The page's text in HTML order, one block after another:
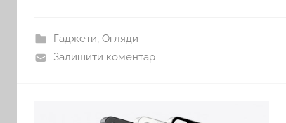
Гаджети, Огляди
Залишити коментар